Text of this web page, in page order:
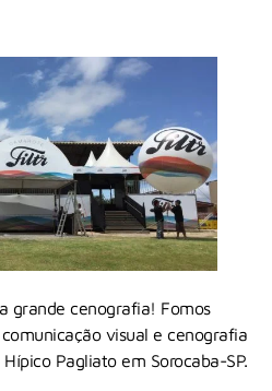
grande cenografia! Fomos
visual e cenografia
Pagliato em Sorocaba-SP.